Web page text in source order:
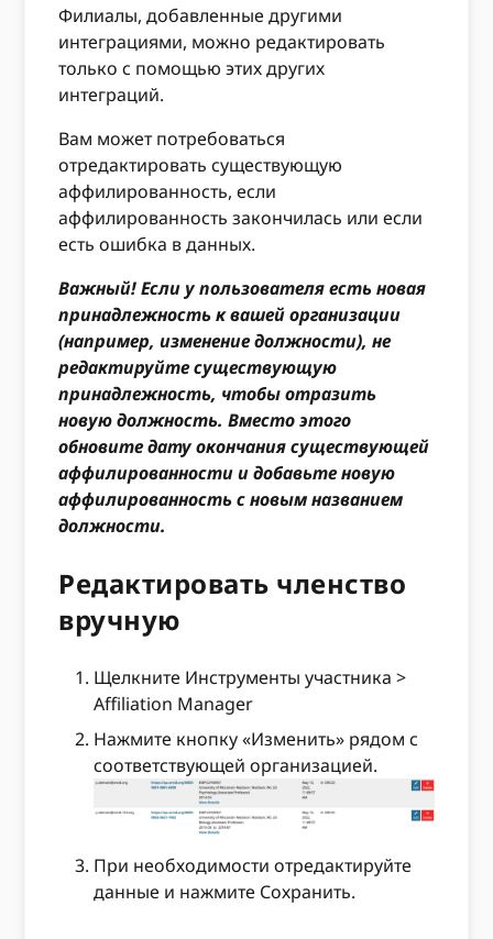
Филиалы, добавленные другими
интеграциями, можно редактировать
только с помощью этих других
интеграций.
Вам может потребоваться
отредактировать существующую
аффилированность, если
аффилированность закончилась или если
есть ошибка в данных.
Важный! Если у пользователя есть новая
принадлежность к вашей организации
(например, изменение должности), не
редактируйте существующую
принадлежность, чтобы отразить
новую должность. Вместо этого
обновите дату окончания существующей
аффилированности и добавьте новую
аффилированность с новым названием
должности.
Редактировать членство
вручную
Щелкните Инструменты участника >
Affiliation Manager
Нажмите кнопку «Изменить» рядом с
соответствующей организацией.
При необходимости отредактируйте
данные и нажмите Сохранить.